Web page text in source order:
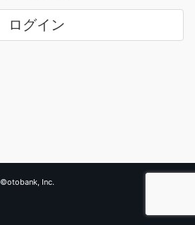
ログイン
©otobank, Inc.